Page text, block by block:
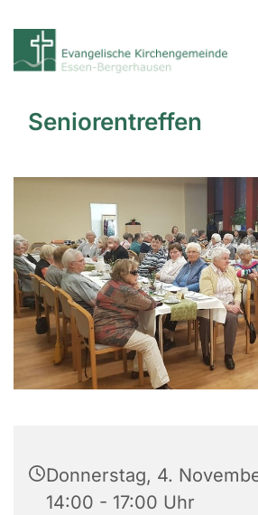
Seniorentreffen
Donnerstag, 4.
14:00 - 17:00 Uhr